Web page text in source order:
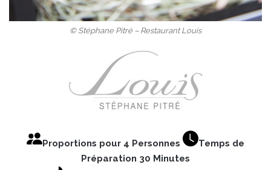
© Stéphane Pitré – Restaurant Louis
Proportions pour 4 Personnes
Temps de
Préparation 30 Minutes